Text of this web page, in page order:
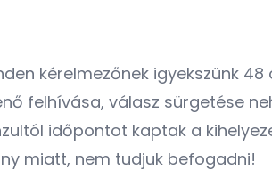
kérelmezőnek igyekszünk 48
felhívása, válasz sürgetése
időpontot kaptak a
miatt, nem tudjuk befogadni!